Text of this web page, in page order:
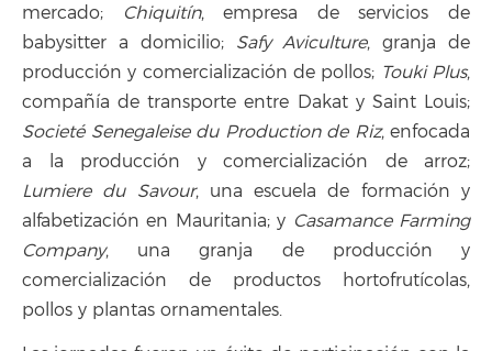
mercado;
Chiquitín, empresa de servicios de
babysitter a domicilio; Safy Aviculture, granja de
producción y comercialización de pollos; Touki Plus,
compañía de transporte entre Dakat y Saint Louis;
Societé Senegaleise du Production de Riz, enfocada
a la producción y comercialización de arroz;
Lumiere du Savour, una escuela de formación y
alfabetización en Mauritania; y Casamance Farming
Company, una granja de producción y
comercialización de productos hortofrutícolas,
pollos y plantas ornamentales.